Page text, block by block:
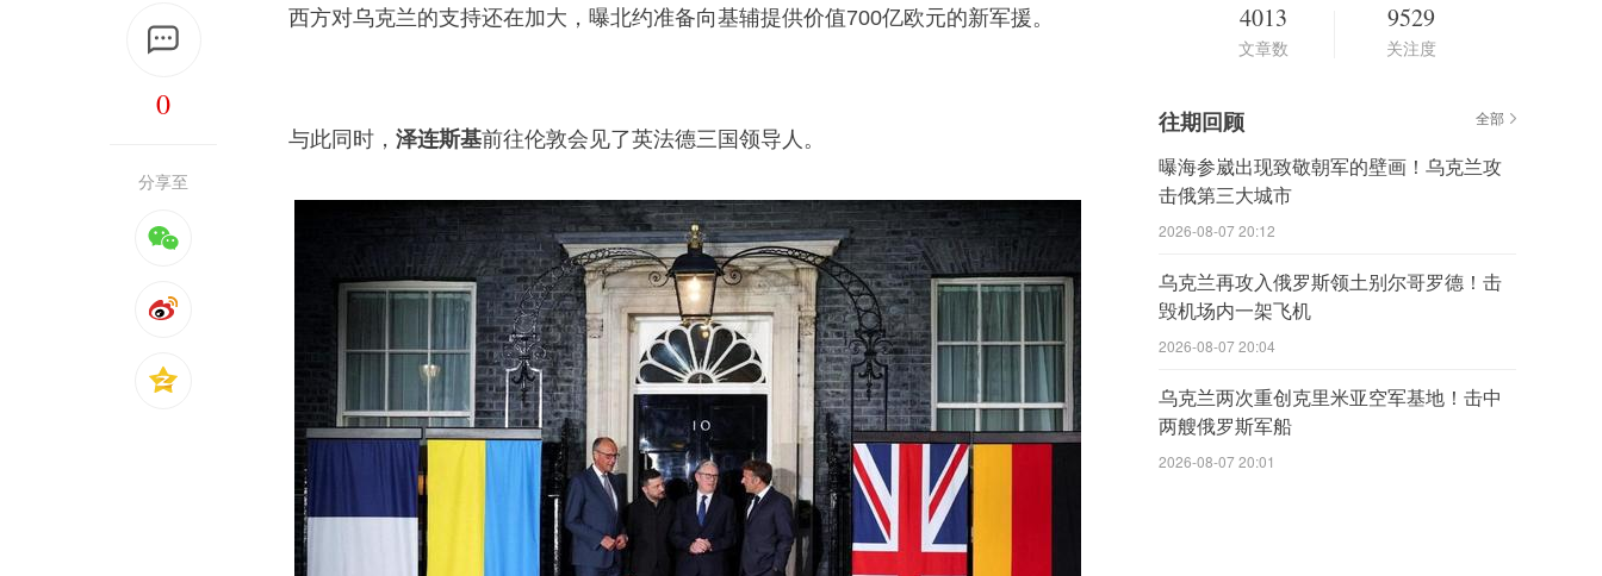
0
分享至
西方对乌克兰的支持还在加大，曝北约准备向基辅提供价值700亿欧元的新军援。
与此同时， 泽连斯基前往伦敦会见了英法德三国领导人。
4013
文章数
9529
关注度
往期回顾 全部
曝海参崴出现致敬朝军的壁画！乌克兰攻
击俄第三大城市
2026-08-07 20:12
乌克兰再攻入俄罗斯领土别尔哥罗德！击
毁机场内一架飞机
2026-08-07 20:04
乌克兰两次重创克里米亚空军基地！击中
两艘俄罗斯军船
2026-08-07 20:01